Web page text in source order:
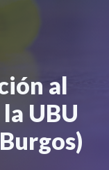
al
UBU